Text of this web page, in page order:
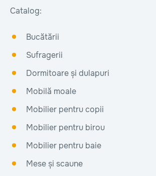
Catalog:
Bucătării
Sufragerii
Dormitoare și dulapuri
Mobilă moale
Mobilier pentru copii
Mobilier pentru birou
Mobilier pentru baie
Mese și scaune